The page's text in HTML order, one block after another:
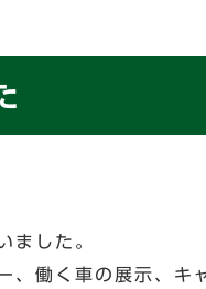
ました。
働く車の展示、